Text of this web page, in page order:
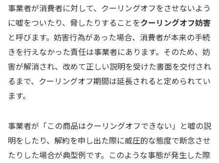
事業者が消費者に対して、クーリングオフをさせないよう
に嘘をついたり、脅したりすることをクーリングオフ妨害
と呼びます。妨害行為があった場合、消費者が本来の手続
きを行えなかった責任は事業者にあります。そのため、妨
害が解消され、改めて正しい説明を受けた書面を交付され
るまで、クーリングオフ期間は延長されると定められてい
ます。
事業者が「この商品はクーリングオフできない」と嘘の説
明をしたり、解約を申し出た際に威圧的な態度で断念させ
たりした場合が典型例です。このような事態が発生した際